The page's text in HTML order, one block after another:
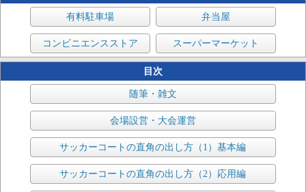
有料駐車場 弁当屋
コンビニエンスストア スーパーマーケット
目次
随筆・雑文
会場設営・大会運営
サッカーコートの直角の出し方（1）基本編
サッカーコートの直角の出し方（2）応用編